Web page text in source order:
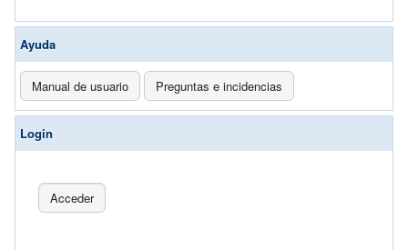
Ayuda
Manual de usuario Preguntas e incidencias
Login